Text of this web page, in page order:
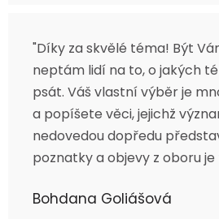
"Díky za skvělé téma! Být
neptám lidí na to, o jakých
psát. Váš vlastní výběr je
a popíšete věci, jejichž
nedovedou dopředu
poznatky a objevy z oboru je
Bohdana Goliášová